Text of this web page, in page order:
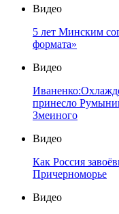
Видео
5 лет Минским
формата»
Видео
принесло
Змеиного
Видео
Как Россия
Причерноморье
Видео